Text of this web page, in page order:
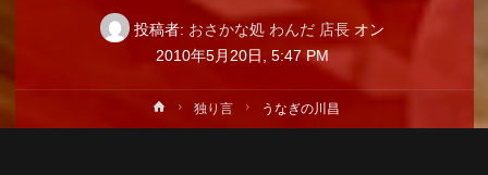
投稿者: おさかな処 わんだ 店長 オン
2010年5月20日, 5:47 PM
ホ
ー
独り言 うなぎの川昌